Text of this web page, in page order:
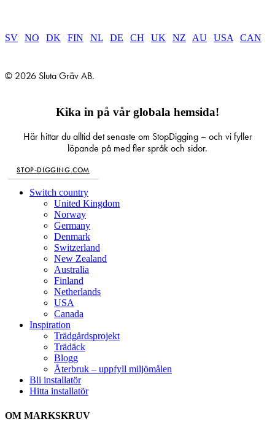
SV NO DK FIN NL DE CH UK NZ AU USA CAN
© 2026 Sluta Gräv AB.
Kika in på vår globala hemsida!
Här hittar du alltid det senaste om StopDigging – och vi fyller
löpande på med fler språk och sidor.
STOP-DIGGING.COM
Close
Switch country
United Kingdom
Norway
Germany
Denmark
Switzerland
New Zealand
Australia
Finland
Netherlands
USA
Canada
Inspiration
Trädgårdsprojekt
Trädäck
Blogg
Återbruk – uppfyll miljömålen
Bli installatör
Hitta installatör
OM MARKSKRUV